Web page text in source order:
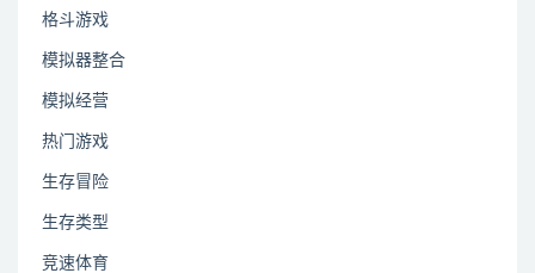
格斗游戏
模拟器整合
模拟经营
热门游戏
生存冒险
生存类型
竞速体育